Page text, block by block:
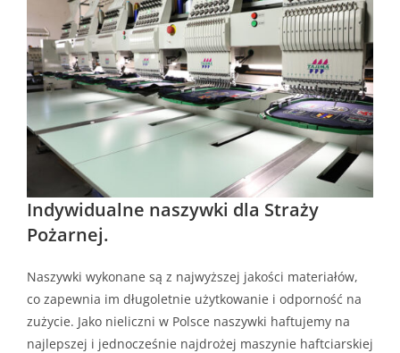
Indywidualne naszywki dla Straży
Pożarnej.
Naszywki wykonane są z najwyższej jakości materiałów,
co zapewnia im długoletnie użytkowanie i odporność na
zużycie. Jako nieliczni w Polsce naszywki haftujemy na
najlepszej i jednocześnie najdrożej maszynie haftciarskiej